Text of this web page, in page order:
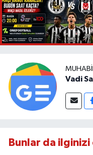
Vadi
Bunlar da